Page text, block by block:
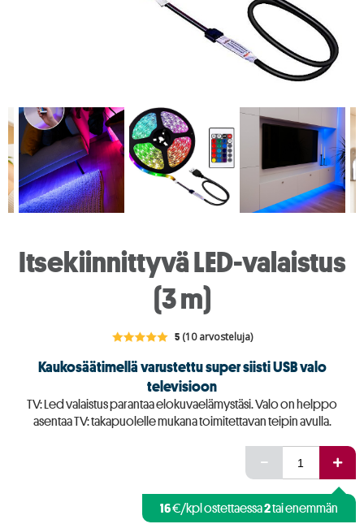
Itsekiinnittyvä LED-valaistus
(3 m)
5(10 arvosteluja)
Kaukosäätimellä varustettu super siisti USB valo
televisioon
TV: Led valaistus parantaa elokuvaelämystäsi. Valo on helppo
asentaa TV: takapuolelle mukana toimitettavan teipin avulla.
16€/kpl ostettaessa2tai enemmän